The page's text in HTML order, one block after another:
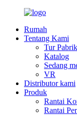
Rumah
Tentang Kami
Tur Pabrik
Katalog
Sedang
VR
Distributor kami
Produk
Rantai
Rantai